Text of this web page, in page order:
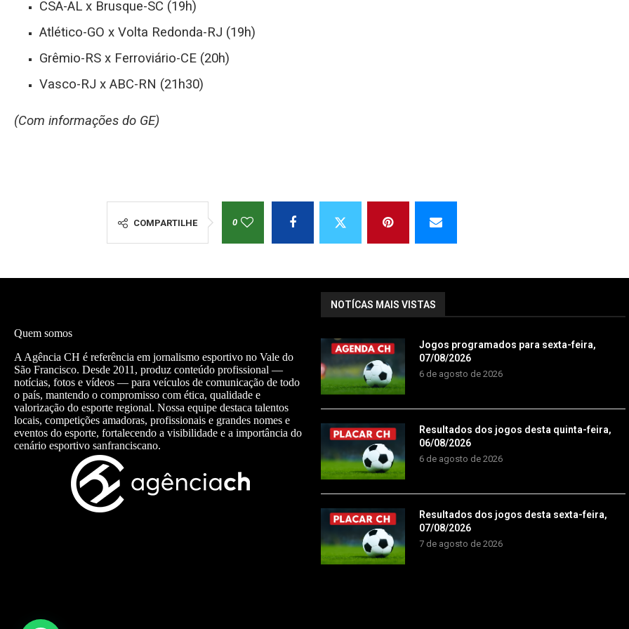
CSA-AL x Brusque-SC (19h)
Atlético-GO x Volta Redonda-RJ (19h)
Grêmio-RS x Ferroviário-CE (20h)
Vasco-RJ x ABC-RN (21h30)
(Com informações do GE)
COMPARTILHE 0
Quem somos
A Agência CH é referência em jornalismo esportivo no Vale do
São Francisco. Desde 2011, produz conteúdo profissional —
notícias, fotos e vídeos — para veículos de comunicação de todo
o país, mantendo o compromisso com ética, qualidade e
valorização do esporte regional. Nossa equipe destaca talentos
locais, competições amadoras, profissionais e grandes nomes e
eventos do esporte, fortalecendo a visibilidade e a importância do
cenário esportivo sanfranciscano.
NOTÍCAS MAIS VISTAS
Jogos programados para sexta-feira,
07/08/2026
6 de agosto de 2026
Resultados dos jogos desta quinta-feira,
06/08/2026
6 de agosto de 2026
Resultados dos jogos desta sexta-feira,
07/08/2026
7 de agosto de 2026